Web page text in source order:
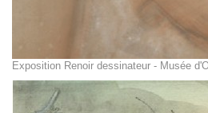
Exposition Renoir dessinateur - Musée